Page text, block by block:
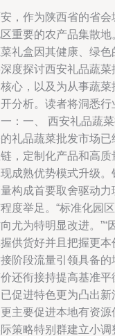
，作为陕西省的省
重要的农产品集散
礼盒因其健康、绿
度探讨西安礼品蔬
心，以及为从事蔬
分析。读者将洞悉
：一、 西安礼品蔬
礼品蔬菜批发市场
，定制化产品和高
成熟优势模式升级
构成首要取舍驱动
度举足。“标准化园
尤为特明显改进。
供货好并且把握更
阶段流量引领具备
还衔接持提高基准
促进特色更为凸出
主要促进本地有资
策略特别群建立小